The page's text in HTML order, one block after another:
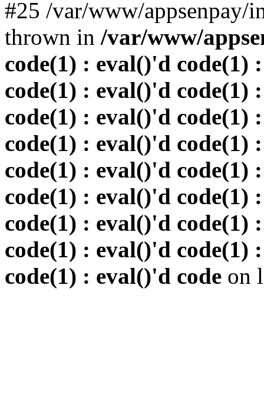
#25 /var/www/
thrown in /var/www/
code(1) : eval()'d code(1)
code(1) : eval()'d code(1)
code(1) : eval()'d code(1)
code(1) : eval()'d code(1)
code(1) : eval()'d code(1)
code(1) : eval()'d code(1)
code(1) : eval()'d code(1)
code(1) : eval()'d code(1)
code(1) : eval()'d code on